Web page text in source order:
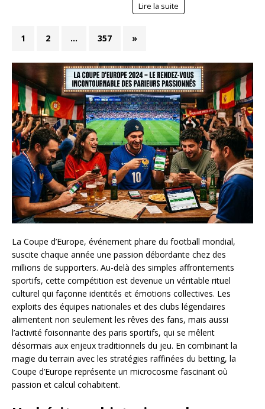
Lire la suite
1 2 … 357 »
La Coupe d’Europe, événement phare du football mondial,
suscite chaque année une passion débordante chez des
millions de supporters. Au-delà des simples affrontements
sportifs, cette compétition est devenue un véritable rituel
culturel qui façonne identités et émotions collectives. Les
exploits des équipes nationales et des clubs légendaires
alimentent non seulement les rêves des fans, mais aussi
l’activité foisonnante des paris sportifs, qui se mêlent
désormais aux enjeux traditionnels du jeu. En combinant la
magie du terrain avec les stratégies raffinées du betting, la
Coupe d’Europe représente un microcosme fascinant où
passion et calcul cohabitent.